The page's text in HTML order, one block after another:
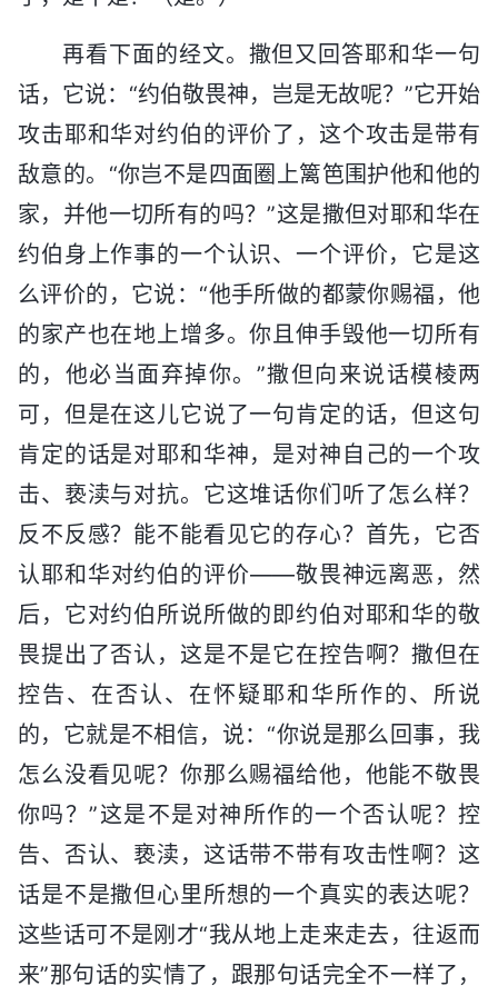
再看下面的经文。撒但又回答耶和华一句
话，它说：“约伯敬畏神，岂是无故呢？”它开始
攻击耶和华对约伯的评价了，这个攻击是带有
敌意的。“你岂不是四面圈上篱笆围护他和他的
家，并他一切所有的吗？”这是撒但对耶和华在
约伯身上作事的一个认识、一个评价，它是这
么评价的，它说：“他手所做的都蒙你赐福，他
的家产也在地上增多。你且伸手毁他一切所有
的，他必当面弃掉你。”撒但向来说话模棱两
可，但是在这儿它说了一句肯定的话，但这句
肯定的话是对耶和华神，是对神自己的一个攻
击、亵渎与对抗。它这堆话你们听了怎么样？
反不反感？能不能看见它的存心？首先，它否
认耶和华对约伯的评价——敬畏神远离恶，然
后，它对约伯所说所做的即约伯对耶和华的敬
畏提出了否认，这是不是它在控告啊？撒但在
控告、在否认、在怀疑耶和华所作的、所说
的，它就是不相信，说：“你说是那么回事，我
怎么没看见呢？你那么赐福给他，他能不敬畏
你吗？”这是不是对神所作的一个否认呢？控
告、否认、亵渎，这话带不带有攻击性啊？这
话是不是撒但心里所想的一个真实的表达呢？
这些话可不是刚才“我从地上走来走去，往返而
来”那句话的实情了，跟那句话完全不一样了，